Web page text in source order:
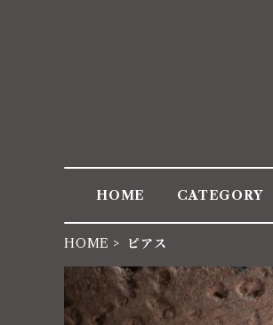
HOME CATEGORY
HOME ピアス